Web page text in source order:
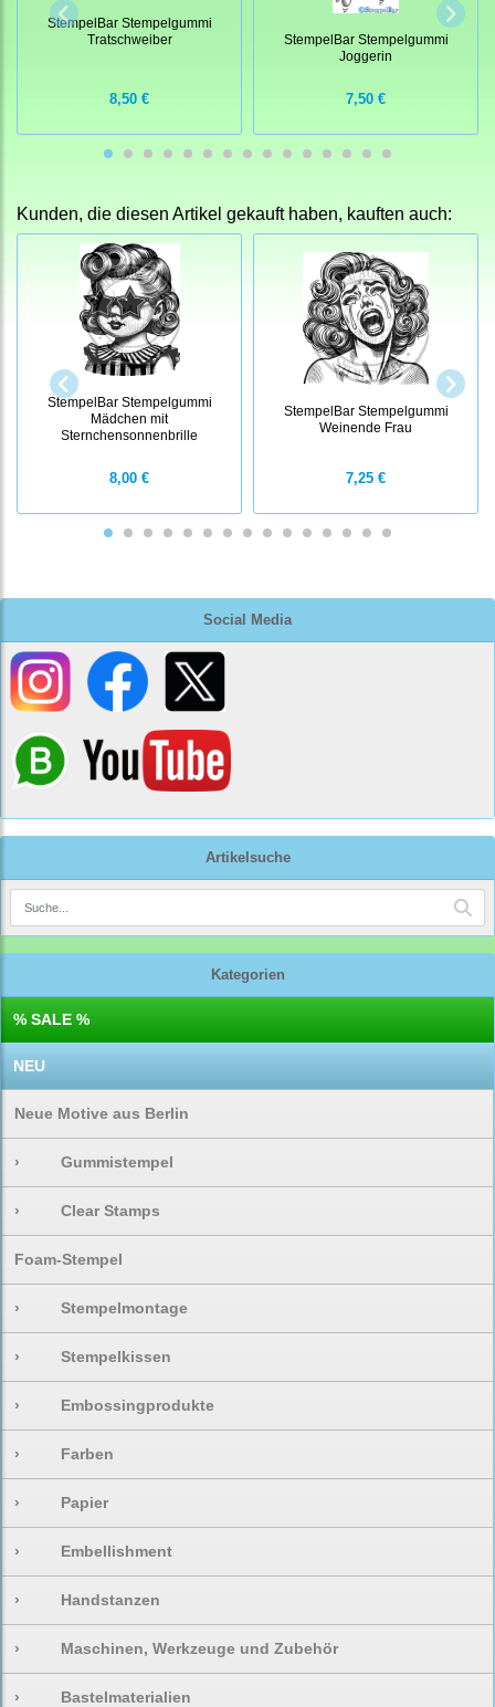
Social Media
Artikelsuche
Kategorien
% SALE %
NEU
Neue Motive aus Berlin
› Gummistempel
› Clear Stamps
Foam-Stempel
› Stempelmontage
› Stempelkissen
› Embossingprodukte
› Farben
› Papier
› Embellishment
› Handstanzen
› Maschinen, Werkzeuge und Zubehör
› Bastelmaterialien
StempelBar Stempelgummi
Tratschweiber
8,50 €
StempelBar Stempelgummi
Joggerin
7,50 €
Kunden, die diesen Artikel gekauft haben, kauften auch:
StempelBar Stempelgummi
Mädchen mit
Sternchensonnenbrille
8,00 €
StempelBar Stempelgummi
Weinende Frau
7,25 €